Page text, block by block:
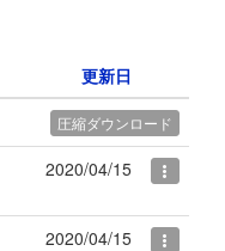
更新日
圧縮ダウンロード
2020/04/15
2020/04/15